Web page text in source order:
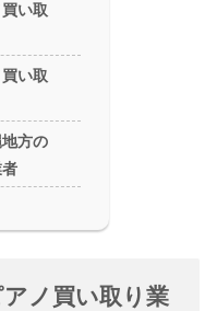
い取
い取
方の
ノ買い取り業